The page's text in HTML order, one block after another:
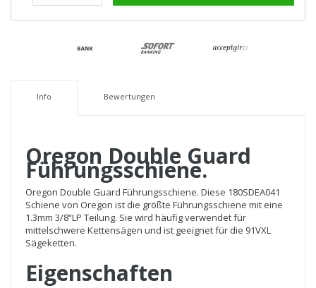
Info Bewertungen
Oregon Double Guard
Führungsschiene.
Oregon Double Guard Führungsschiene. Diese 180SDEA041
Schiene von Oregon ist die größte Führungsschiene mit eine
1.3mm 3/8“LP Teilung. Sie wird häufig verwendet für
mittelschwere Kettensägen und ist geeignet für die 91VXL
Sägeketten.
Eigenschaften